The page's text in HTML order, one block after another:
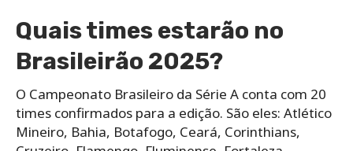
Quais times estarão no
Brasileirão 2025?
O Campeonato Brasileiro da Série A conta com 20
times confirmados para a edição. São eles: Atlético
Mineiro, Bahia, Botafogo, Ceará, Corinthians,